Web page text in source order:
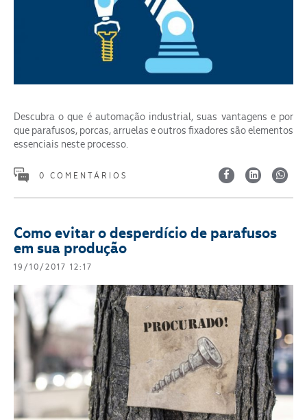
Descubra o que é automação industrial, suas vantagens e por
que parafusos, porcas, arruelas e outros fixadores são elementos
essenciais neste processo.
0 COMENTÁRIOS
Como evitar o desperdício de parafusos
em sua produção
19/10/2017 12:17